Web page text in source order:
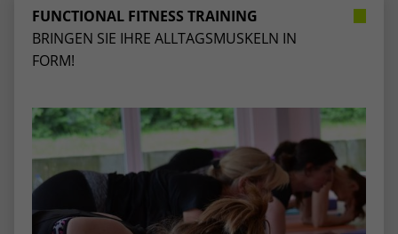
FUNCTIONAL FITNESS TRAINING
BRINGEN SIE IHRE ALLTAGSMUSKELN IN
FORM!